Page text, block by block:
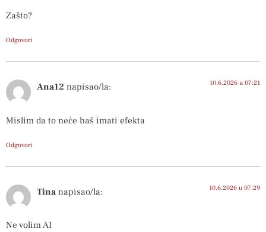
Zašto?
Odgovori
Ana12 napisao/la: 10.6.2026 u 07:21
Mislim da to neće baš imati efekta
Odgovori
Tina napisao/la: 10.6.2026 u 07:29
Ne volim AI